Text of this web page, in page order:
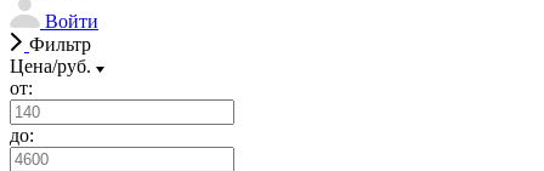
Войти
Фильтр
Цена/руб.
от:
до: